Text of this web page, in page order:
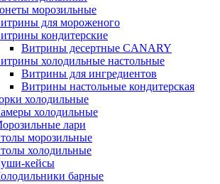
морозильные
для мороженого
кондитерские
Витрины десертные CANARY
холодильные настольные
Витрины для ингредиентов
Витрины настольные кондитерская
холодильные
холодильные
лари
морозильные
холодильные
кейсы
барные